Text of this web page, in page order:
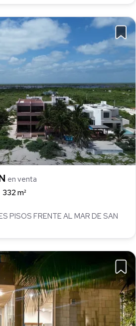
en venta
332 m²
PISOS FRENTE AL MAR DE SAN